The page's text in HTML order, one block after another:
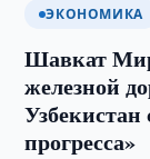
ЭКОНОМИКА
Шавкат
железной
прогресса»